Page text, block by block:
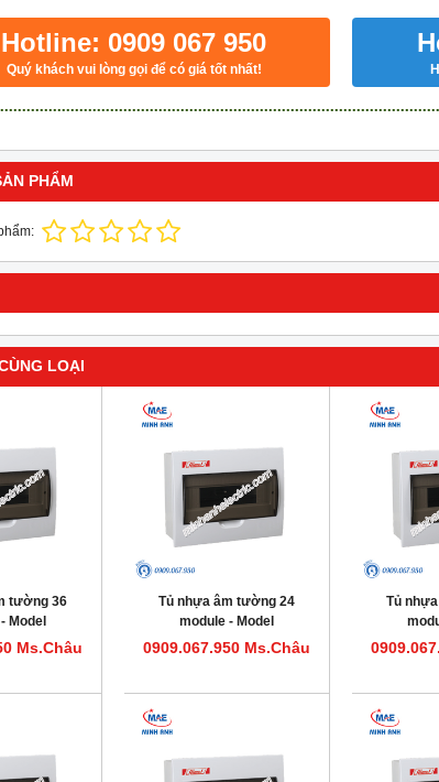
Hotline: 0909 067 950
Quý khách vui lòng gọi để có giá tốt nhất!
PHẨM
LOẠI
tường 36
Model
Ms.Châu
Tủ nhựa âm tường 24
module - Model
HDPZ50PR24IP30F
0909.067.950 Ms.Châu
Tủ